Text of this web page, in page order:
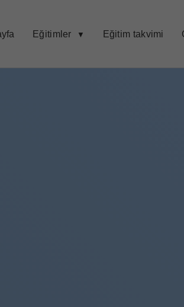
Eğitimler Eğitim takvimi